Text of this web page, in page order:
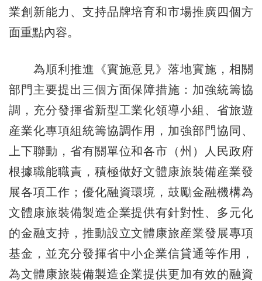
業創新能力、支持品牌培育和市場推廣四個方
面重點內容。
為順利推進《實施意見》落地實施，相關
部門主要提出三個方面保障措施：加強統籌協
調，充分發揮省新型工業化領導小組、省旅遊
産業化專項組統籌協調作用，加強部門協同、
上下聯動，省有關單位和各市（州）人民政府
根據職能職責，積極做好文體康旅裝備産業發
展各項工作；優化融資環境，鼓勵金融機構為
文體康旅裝備製造企業提供有針對性、多元化
的金融支持，推動設立文體康旅産業發展專項
基金，並充分發揮省中小企業信貸通等作用，
為文體康旅裝備製造企業提供更加有效的融資